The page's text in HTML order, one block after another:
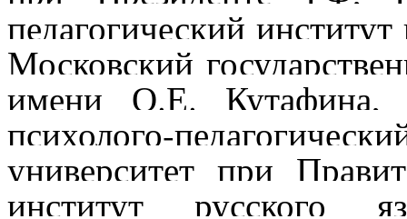
педагогический
Московский
имени О.Е. Кутафина,
психолого-
университет при
институт